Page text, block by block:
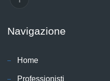
Navigazione
Home
Professionisti